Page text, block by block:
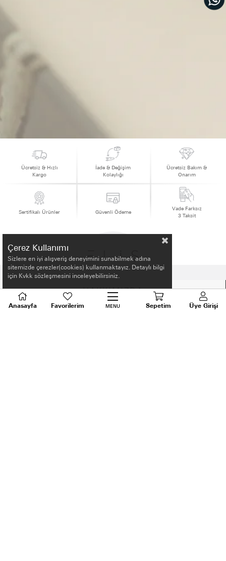
Ücretsiz & Hızlı
Kargo
İade & Değişim
Kolaylığı
Ücretsiz Bakım &
Onarım
Sertifikalı Ürünler Güvenli Ödeme
Vade Farksız
3 Taksit
HAKKIMIZDA
Çerez Kullanımı
Sizlere en iyi alışveriş deneyimini sunabilmek adına
sitemizde çerezler(cookies) kullanmaktayız. Detaylı bilgi
için Kvkk sözleşmesini inceleyebilirsiniz.
Anasayfa Favorilerim MENU Sepetim Üye Girişi